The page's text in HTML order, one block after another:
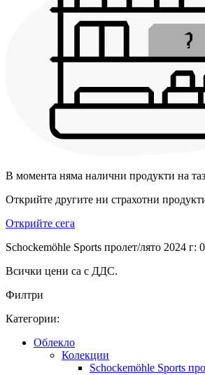
В момента няма налични продукти на
Открийте другите ни страхотни
Открийте сега
Schockemöhle Sports пролет/лято 2024 г:
Всички цени са с ДДС.
Филтри
Категории:
Облекло
Колекции
Schockemöhle Sports